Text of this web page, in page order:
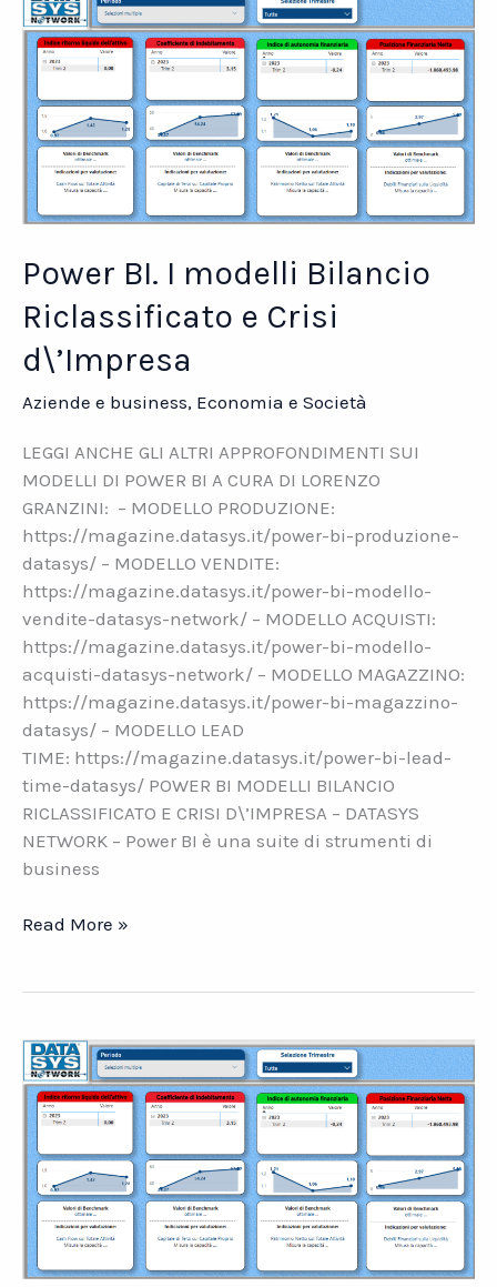
livello
di
occupazione
dei
centri
di
lavoro
Power BI. I modelli Bilancio
Riclassificato e Crisi
d\’Impresa
Aziende e business, Economia e Società
LEGGI ANCHE GLI ALTRI APPROFONDIMENTI SUI
MODELLI DI POWER BI A CURA DI LORENZO
GRANZINI: – MODELLO PRODUZIONE:
https://magazine.datasys.it/power-bi-produzione-
datasys/ – MODELLO VENDITE:
https://magazine.datasys.it/power-bi-modello-
vendite-datasys-network/ – MODELLO ACQUISTI:
https://magazine.datasys.it/power-bi-modello-
acquisti-datasys-network/ – MODELLO MAGAZZINO:
https://magazine.datasys.it/power-bi-magazzino-
datasys/ – MODELLO LEAD
TIME: https://magazine.datasys.it/power-bi-lead-
time-datasys/ POWER BI MODELLI BILANCIO
RICLASSIFICATO E CRISI D\’IMPRESA – DATASYS
NETWORK – Power BI è una suite di strumenti di
business
Power
Bilancio
Riclassificato
e
Crisi
d\’Impresa
Read More »